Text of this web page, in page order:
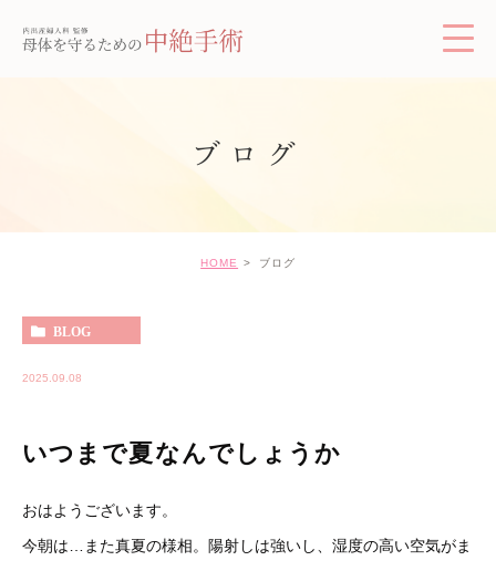
ブログ
HOME ブログ
BLOG
2025.09.08
いつまで夏なんでしょうか
おはようございます。
今朝は…また真夏の様相。陽射しは強いし、湿度の高い空気がま